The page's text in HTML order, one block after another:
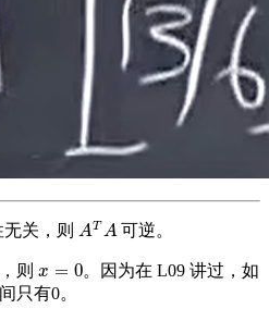
关，则 AT A
AT A 可逆。
，则x = 0
x=0
。因为在 L09 讲过，如
只有0。